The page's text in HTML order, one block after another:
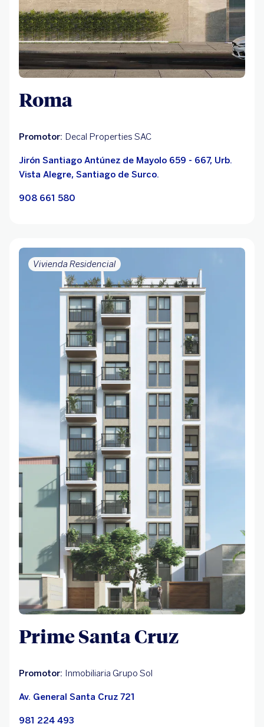
Roma
Promotor: Decal Properties SAC
Jirón Santiago Antúnez de Mayolo 659 - 667, Urb.
Vista Alegre, Santiago de Surco.
908 661 580
Vivienda Residencial
Prime Santa Cruz
Promotor: Inmobiliaria Grupo Sol
Av. General Santa Cruz 721
981 224 493